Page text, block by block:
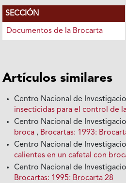
SECCIÓN
Documentos de la Brocarta
Artículos similares
Centro Nacional de
insecticidas para el control de
Centro Nacional de
broca , Brocartas: 1993:
Centro Nacional de
calientes en un cafetal con
Centro Nacional de
Brocartas: 1995: Brocarta 28